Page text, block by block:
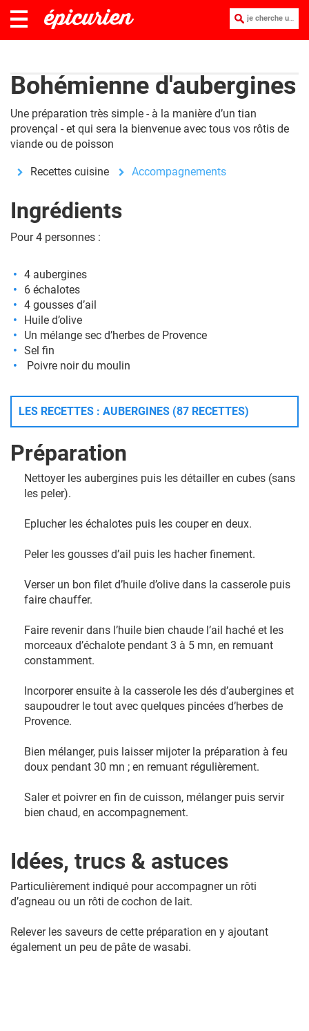
je cherche une recette :
Bohémienne d'aubergines
Une préparation très simple - à la manière d’un tian
provençal - et qui sera la bienvenue avec tous vos rôtis de
viande ou de poisson
Recettes cuisine Accompagnements
Ingrédients
Pour 4 personnes :
4 aubergines
6 échalotes
4 gousses d’ail
Huile d’olive
Un mélange sec d’herbes de Provence
Sel fin
Poivre noir du moulin
LES RECETTES : AUBERGINES (87 RECETTES)
Préparation
Nettoyer les aubergines puis les détailler en cubes (sans
les peler).
Eplucher les échalotes puis les couper en deux.
Peler les gousses d’ail puis les hacher finement.
Verser un bon filet d’huile d’olive dans la casserole puis
faire chauffer.
Faire revenir dans l’huile bien chaude l’ail haché et les
morceaux d’échalote pendant 3 à 5 mn, en remuant
constamment.
Incorporer ensuite à la casserole les dés d’aubergines et
saupoudrer le tout avec quelques pincées d’herbes de
Provence.
Bien mélanger, puis laisser mijoter la préparation à feu
doux pendant 30 mn ; en remuant régulièrement.
Saler et poivrer en fin de cuisson, mélanger puis servir
bien chaud, en accompagnement.
Idées, trucs & astuces
Particulièrement indiqué pour accompagner un rôti
d’agneau ou un rôti de cochon de lait.
Relever les saveurs de cette préparation en y ajoutant
également un peu de pâte de wasabi.